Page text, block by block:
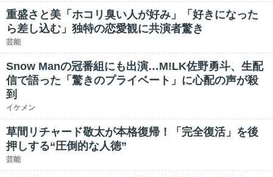
重盛さと美「ホコリ臭い人が好み」「好きになった
ら差し込む」独特の恋愛観に共演者驚き
芸能
Snow Manの冠番組にも出演…M!LK佐野勇斗、生配
信で語った「驚きのプライベート」に心配の声が殺
到
イケメン
草間リチャード敬太が本格復帰！「完全復活」を後
押しする“圧倒的な人徳”
芸能